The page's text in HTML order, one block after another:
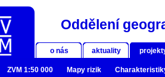
Oddělení
o nás aktuality
ZVM 1:50 000 Mapy rizik